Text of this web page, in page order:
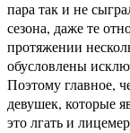
пара так и не
сезона, даже те
протяжении
обусловлены
Поэтому главное,
девушек, которые
это лгать и